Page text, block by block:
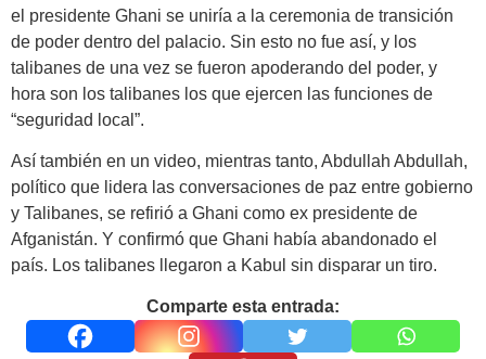
el presidente Ghani se uniría a la ceremonia de transición
de poder dentro del palacio. Sin esto no fue así, y los
talibanes de una vez se fueron apoderando del poder, y
hora son los talibanes los que ejercen las funciones de
“seguridad local”.
Así también en un video, mientras tanto, Abdullah Abdullah,
político que lidera las conversaciones de paz entre gobierno
y Talibanes, se refirió a Ghani como ex presidente de
Afganistán. Y confirmó que Ghani había abandonado el
país. Los talibanes llegaron a Kabul sin disparar un tiro.
Comparte esta entrada: